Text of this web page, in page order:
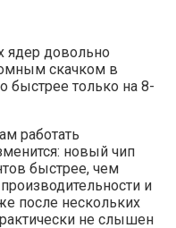
ядер довольно
скачком в
​​быстрее только на 8-
работать
новый чип
быстрее, чем
и
после нескольких
не слышен